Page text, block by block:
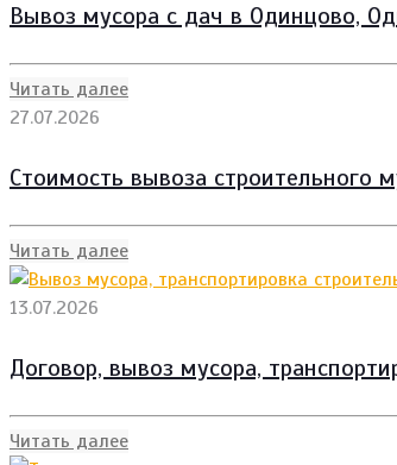
Вывоз мусора с дач в Одинцово,
Читать далее
27.07.2026
Стоимость вывоза строительного
Читать далее
13.07.2026
Договор, вывоз мусора,
Читать далее